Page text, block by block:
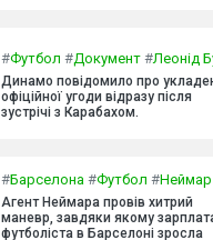
#Футбол #Документ #Леонід
Динамо повідомило про
офіційної угоди відразу після
зустрічі з Карабахом.
#Барселона #Футбол #Неймар
Агент Неймара провів хитрий
маневр, завдяки якому
футболіста в Барселоні зросла